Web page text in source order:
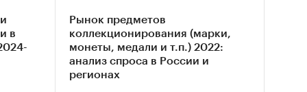
тем
в
Рынок предметов
коллекционирования (марки,
монеты, медали и т.п.) 2022:
анализ спроса в России и
регионах